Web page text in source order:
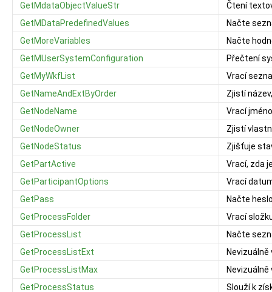
GetMdataObjectValueStr
Čtení
GetMDataPredefinedValues
Načte
GetMoreVariables
Načte
GetMUserSystemConfiguration
Přečtení
GetMyWkfList
Vrací
GetNameAndExtByOrder
Zjistí
GetNodeName
Vrací
GetNodeOwner
Zjistí
GetNodeStatus
Zjišťuje
GetPartActive
Vrací, zda
GetParticipantOptions
Vrací
GetPass
Načte
GetProcessFolder
Vrací
GetProcessList
Načte
GetProcessListExt
GetProcessListMax
GetProcessStatus
Slouží k